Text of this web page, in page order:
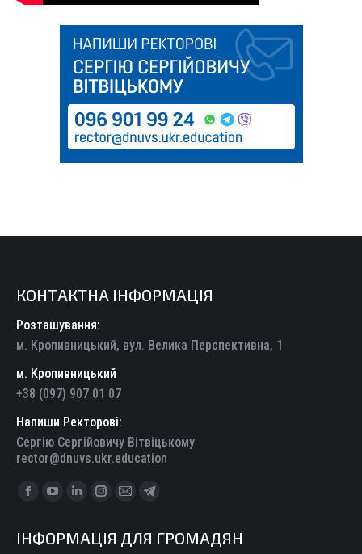
КОНТАКТНА ІНФОРМАЦІЯ
Розташування:
м. Кропивницький, вул. Велика Перспективна, 1
м. Кропивницький
+38 (097) 907 01 07
Напиши Ректорові:
Сергію Сергійовичу Вітвіцькому
rector@dnuvs.ukr.education
Find us on:
Facebook
opens
YouTube
opens
Linkedin
opens
Instagram
opens
Mail
opens
Telegram
opens
ІНФОРМАЦІЯ ДЛЯ ГРОМАДЯН